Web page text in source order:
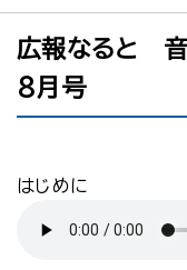
広報なると 音
8月号
はじめに